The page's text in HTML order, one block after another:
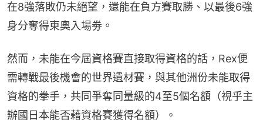
在8強落敗仍未絕望，還能在負方賽取勝、以最後6強
身分奪得東奧入場劵。
然而，未能在今屆資格賽直接取得資格的話，Rex便
需轉戰最後機會的世界遺材賽，與其他洲份未能取得
資格的拳手，共同爭奪同量級的4至5個名額（視乎主
辦國日本能否藉資格賽獲得名額）。